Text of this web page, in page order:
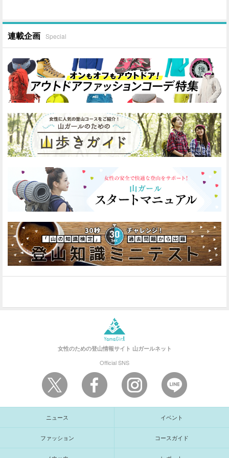
連載企画 Special
女性のための登山情報サイト 山ガールネット
Official SNS
ニュース イベント
ファッション コースガイド